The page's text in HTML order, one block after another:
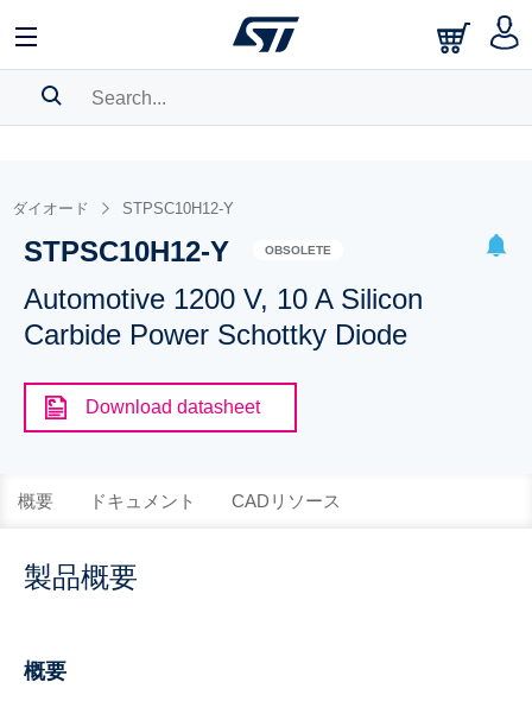
BOOKMARK
Pleaselog into show your saved searches.
ダイオード STPSC10H12-Y
STPSC10H12-Y OBSOLETE
Automotive 1200 V, 10 A Silicon
Carbide Power Schottky Diode
Download datasheet
概要 ドキュメント CADリソース
製品概要
概要